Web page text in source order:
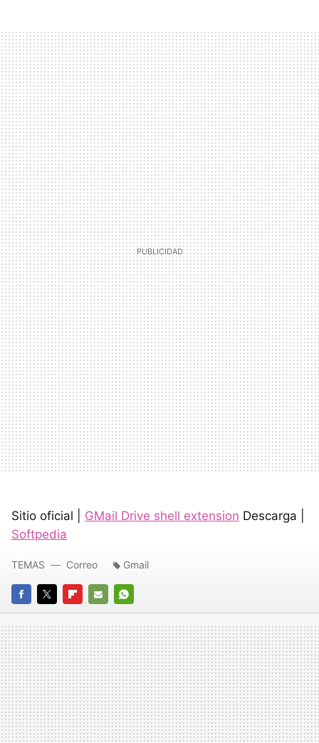
Sitio oficial | GMail Drive shell extension Descarga |
Softpedia
FACEBOOK
TWITTERFLIPBOARD
E-
MAIL
WHATSAPP
TEMAS Correo Gmail